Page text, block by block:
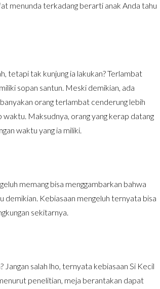
menunda terkadang berarti anak Anda tahu
tetapi tak kunjung ia lakukan? Terlambat
sopan santun. Meski demikian, ada
orang terlambat cenderung lebih
Maksudnya, orang yang kerap datang
waktu yang ia miliki.
memang bisa menggambarkan bahwa
demikian. Kebiasaan mengeluh ternyata bisa
sekitarnya.
salah lho, ternyata kebiasaan Si Kecil
penelitian, meja berantakan dapat